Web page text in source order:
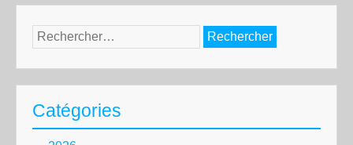
Rechercher :
Catégories